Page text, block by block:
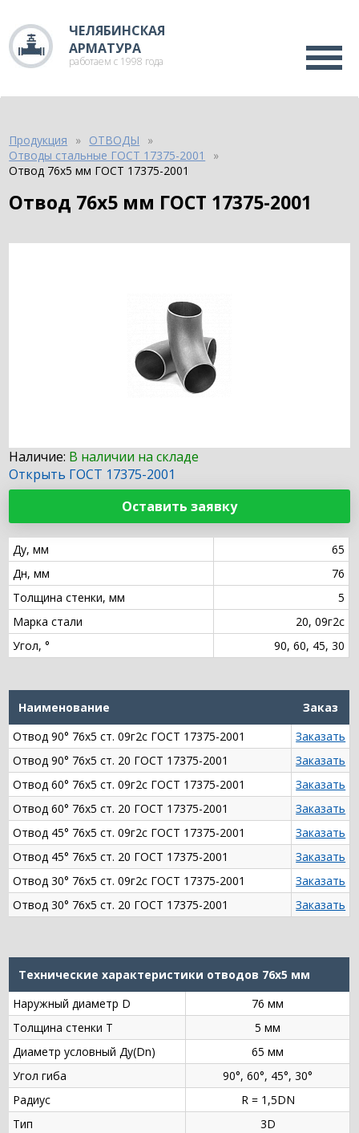
ЧЕЛЯБИНСКАЯ
АРМАТУРА
работаем с 1998 года
Продукция
ОТВОДЫ
Отводы стальные ГОСТ 17375-2001
Отвод 76х5 мм ГОСТ 17375-2001
Отвод 76х5 мм ГОСТ 17375-2001
Наличие: В наличии на складе
Открыть ГОСТ 17375-2001
Оставить заявку
Ду, мм
65
Дн, мм
76
Толщина стенки, мм
5
Марка стали
20, 09г2с
Угол, °
90, 60, 45, 30
Наименование
Заказ
Отвод 90° 76х5 ст. 09г2с ГОСТ 17375-2001
Заказать
Отвод 90° 76х5 ст. 20 ГОСТ 17375-2001
Заказать
Отвод 60° 76х5 ст. 09г2с ГОСТ 17375-2001
Заказать
Отвод 60° 76х5 ст. 20 ГОСТ 17375-2001
Заказать
Отвод 45° 76х5 ст. 09г2с ГОСТ 17375-2001
Заказать
Отвод 45° 76х5 ст. 20 ГОСТ 17375-2001
Заказать
Отвод 30° 76х5 ст. 09г2с ГОСТ 17375-2001
Заказать
Отвод 30° 76х5 ст. 20 ГОСТ 17375-2001
Заказать
Технические характеристики отводов 76х5 мм
Наружный диаметр D
76 мм
Толщина стенки Т
5 мм
Диаметр условный Ду(Dn)
65 мм
Угол гиба
90°, 60°, 45°, 30°
Радиус
R = 1,5DN
Тип
3D